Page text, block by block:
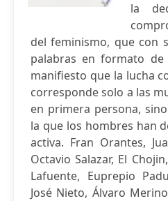
la
del feminismo, que con
palabras en formato
manifiesto que la lucha
corresponde solo a las
en primera persona,
la que los hombres han
activa. Fran Orantes,
Octavio Salazar, El
Lafuente, Euprepio
José Nieto, Álvaro